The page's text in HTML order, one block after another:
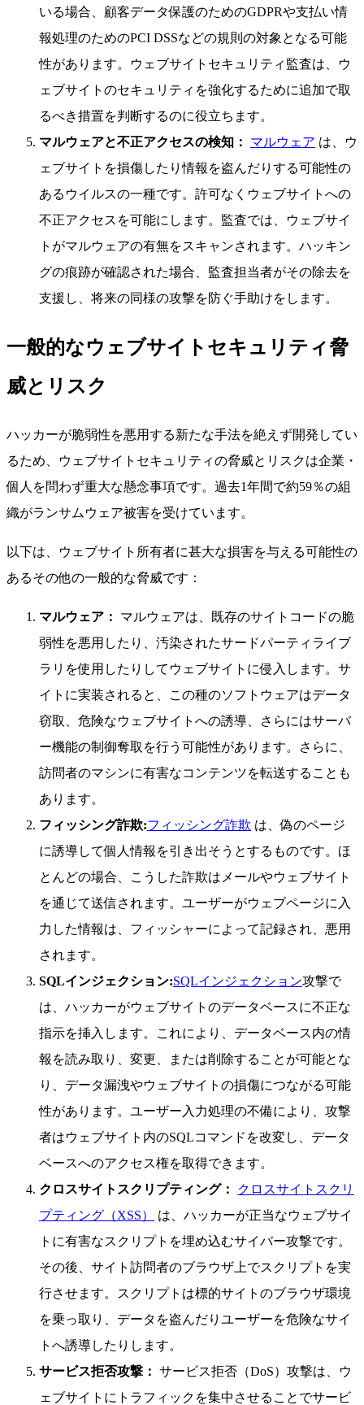
いる場合、顧客データ保護のためのGDPRや支払い情
報処理のためのPCI DSSなどの規則の対象となる可能
性があります。ウェブサイトセキュリティ監査は、ウ
ェブサイトのセキュリティを強化するために追加で取
るべき措置を判断するのに役立ちます。
マルウェアと不正アクセスの検知：
マルウェア は、ウ
ェブサイトを損傷したり情報を盗んだりする可能性の
あるウイルスの一種です。許可なくウェブサイトへの
不正アクセスを可能にします。監査では、ウェブサイ
トがマルウェアの有無をスキャンされます。ハッキン
グの痕跡が確認された場合、監査担当者がその除去を
支援し、将来の同様の攻撃を防ぐ手助けをします。
一般的なウェブサイトセキュリティ脅
威とリスク
ハッカーが脆弱性を悪用する新たな手法を絶えず開発してい
るため、ウェブサイトセキュリティの脅威とリスクは企業・
個人を問わず重大な懸念事項です。過去1年間で約59％の組
織がランサムウェア被害を受けています。
以下は、ウェブサイト所有者に甚大な損害を与える可能性の
あるその他の一般的な脅威です：
マルウェア：
マルウェアは、既存のサイトコードの脆
弱性を悪用したり、汚染されたサードパーティライブ
ラリを使用したりしてウェブサイトに侵入します。サ
イトに実装されると、この種のソフトウェアはデータ
窃取、危険なウェブサイトへの誘導、さらにはサーバ
ー機能の制御奪取を行う可能性があります。さらに、
訪問者のマシンに有害なコンテンツを転送することも
あります。
フィッシング詐欺:フィッシング詐欺 は、偽のページ
に誘導して個人情報を引き出そうとするものです。ほ
とんどの場合、こうした詐欺はメールやウェブサイト
を通じて送信されます。ユーザーがウェブページに入
力した情報は、フィッシャーによって記録され、悪用
されます。
SQLインジェクション:SQLインジェクション攻撃で
は、ハッカーがウェブサイトのデータベースに不正な
指示を挿入します。これにより、データベース内の情
報を読み取り、変更、または削除することが可能とな
り、データ漏洩やウェブサイトの損傷につながる可能
性があります。ユーザー入力処理の不備により、攻撃
者はウェブサイト内のSQLコマンドを改変し、データ
ベースへのアクセス権を取得できます。
クロスサイトスクリプティング：
クロスサイトスクリ
プティング（XSS）
は、ハッカーが正当なウェブサイ
トに有害なスクリプトを埋め込むサイバー攻撃です。
その後、サイト訪問者のブラウザ上でスクリプトを実
行させます。スクリプトは標的サイトのブラウザ環境
を乗っ取り、データを盗んだりユーザーを危険なサイ
トへ誘導したりします。
サービス拒否攻撃： サービス拒否（DoS）攻撃は、ウ
ェブサイトにトラフィックを集中させることでサービ